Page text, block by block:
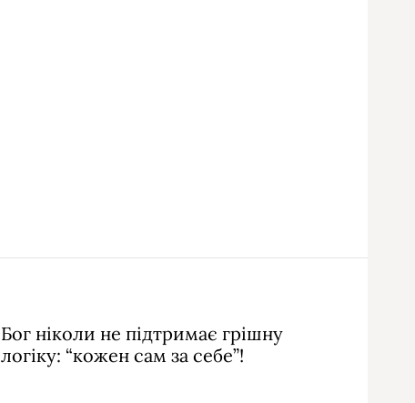
Бог ніколи не підтримає грішну
логіку: “кожен сам за себе”!